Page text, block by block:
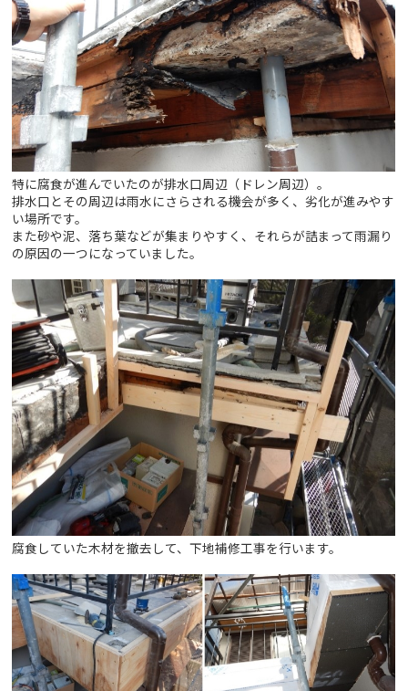
特に腐食が進んでいたのが排水口周辺（ドレン周辺）。
排水口とその周辺は雨水にさらされる機会が多く、劣化が進みやす
い場所です。
また砂や泥、落ち葉などが集まりやすく、それらが詰まって雨漏り
の原因の一つになっていました。
腐食していた木材を撤去して、下地補修工事を行います。